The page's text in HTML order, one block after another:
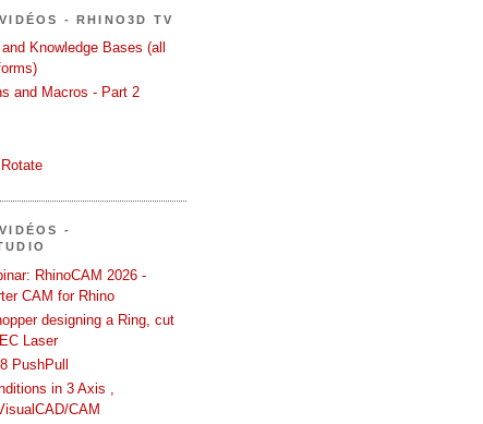
- RHINO3D TV
Knowledge Bases (all
and Macros - Part 2
-
RhinoCAM 2026 -
CAM for Rhino
designing a Ring, cut
Laser
PushPull
in 3 Axis ,
CAM